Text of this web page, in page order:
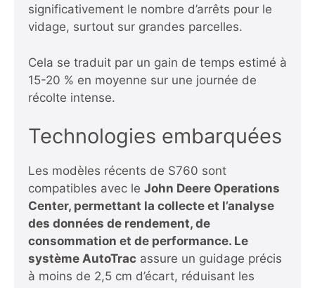
significativement le nombre d’arrêts pour le
vidage, surtout sur grandes parcelles.
Cela se traduit par un gain de temps estimé à
15-20 % en moyenne sur une journée de
récolte intense.
Technologies embarquées
Les modèles récents de S760 sont
compatibles avec le John Deere Operations
Center, permettant la collecte et l’analyse
des données de rendement, de
consommation et de performance. Le
système AutoTrac assure un guidage précis
à moins de 2,5 cm d’écart, réduisant les